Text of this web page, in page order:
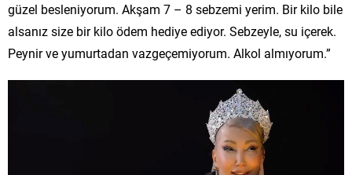
güzel besleniyorum. Akşam 7 – 8 sebzemi yerim. Bir kilo bile
alsanız size bir kilo ödem hediye ediyor. Sebzeyle, su içerek.
Peynir ve yumurtadan vazgeçemiyorum. Alkol almıyorum.”